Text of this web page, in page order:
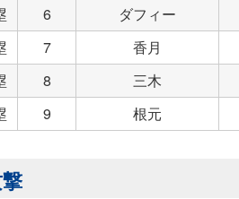
6
ダフィー
7
香月
8
三木
9 根元